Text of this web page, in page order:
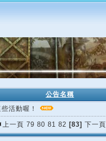
公告名稱
活動喔！
上一頁 79 80 81 82 [83] 下一頁